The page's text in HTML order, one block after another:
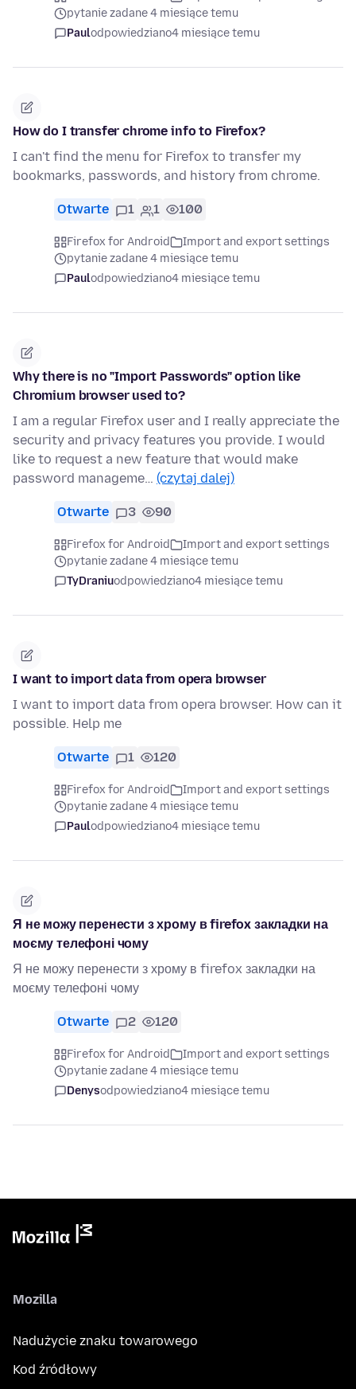
pytanie zadane 4 miesiące temu
Paulodpowiedziano4 miesiące temu
How do I transfer chrome info to Firefox?
I can't find the menu for Firefox to transfer my
bookmarks, passwords, and history from chrome.
Otwarte 1 1 100
Firefox for Android
Import and export settings
pytanie zadane 4 miesiące temu
Paulodpowiedziano4 miesiące temu
Why there is no "Import Passwords" option like
Chromium browser used to?
I am a regular Firefox user and I really appreciate the
security and privacy features you provide. I would
like to request a new feature that would make
password manageme… (czytaj dalej)
Otwarte 3 90
Firefox for Android
Import and export settings
pytanie zadane 4 miesiące temu
TyDraniuodpowiedziano4 miesiące temu
I want to import data from opera browser
I want to import data from opera browser. How can it
possible. Help me
Otwarte 1 120
Firefox for Android
Import and export settings
pytanie zadane 4 miesiące temu
Paulodpowiedziano4 miesiące temu
Я не можу перенести з хрому в firefox закладки на
моєму телефоні чому
Я не можу перенести з хрому в firefox закладки на
моєму телефоні чому
Otwarte 2 120
Firefox for Android
Import and export settings
pytanie zadane 4 miesiące temu
Denysodpowiedziano4 miesiące temu
Mozilla
Nadużycie znaku towarowego
Kod źródłowy